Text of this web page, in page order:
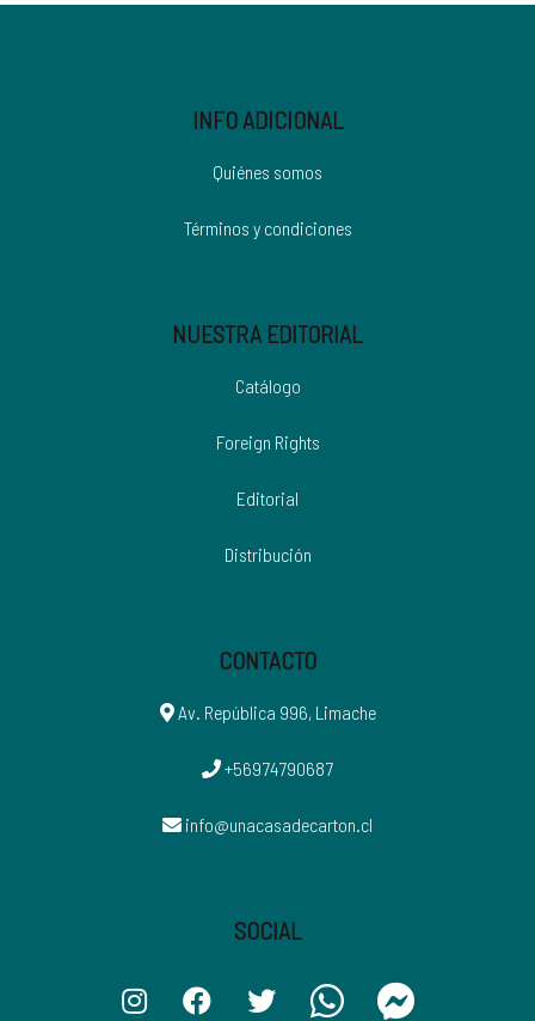
INFO ADICIONAL
Quiénes somos
Términos y condiciones
NUESTRA EDITORIAL
Catálogo
Foreign Rights
Editorial
Distribución
CONTACTO
Av. República 996, Limache
+56974790687
info@unacasadecarton.cl
SOCIAL